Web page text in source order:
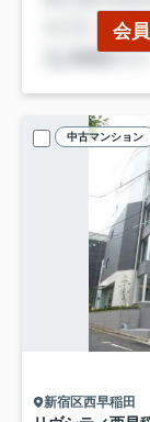
会
中古マンション
新宿区西早稲田